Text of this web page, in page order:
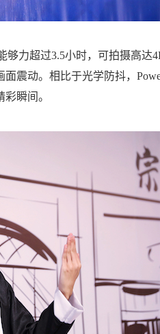
力超过3.5小时，可拍摄高达
震动。相比于光学防抖，
瞬间。